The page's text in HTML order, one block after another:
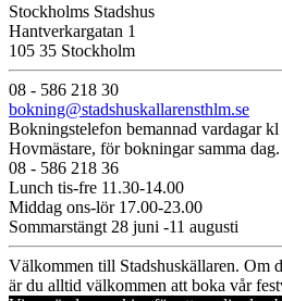
Stockholms Stadshus
Hantverkargatan 1
105 35 Stockholm
08 - 586 218 30
bokning@stadshuskallarensthlm.se
Bokningstelefon bemannad vardagar
Hovmästare, för bokningar samma dag.
08 - 586 218 36
Lunch tis-fre 11.30-14.00
Middag ons-lör 17.00-23.00
Sommarstängt 28 juni -11 augusti
Välkommen till Stadshuskällaren. Om
är du alltid välkommen att boka vår